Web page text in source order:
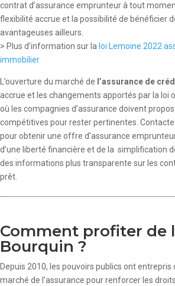
contrat d’assurance emprunteur à tout
flexibilité accrue et la possibilité de bénéficier
avantageuses ailleurs.
> Plus d’information sur la loi Lemoine 2022
immobilier
L’ouverture du marché de l’assurance de
accrue et les changements apportés par la loi
où les compagnies d’assurance doivent
compétitives pour rester pertinentes.
pour obtenir une offre d’assurance
d’une liberté financière et de la simplification
des informations plus transparente sur les
prêt.
Comment profiter de
Bourquin ?
Depuis 2010, les pouvoirs publics ont
marché de l’assurance pour renforcer les